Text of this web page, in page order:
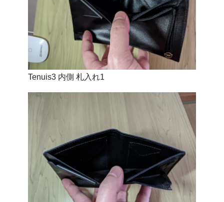
Tenuis3 内側 札入れ1